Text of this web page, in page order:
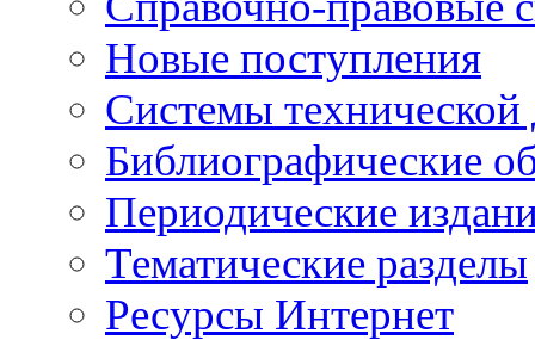
Новые поступления
Cистемы
Библиографические
Периодические
Тематические разделы
Ресурсы Интернет